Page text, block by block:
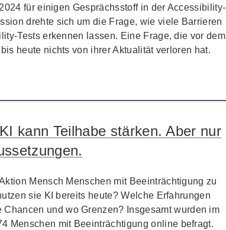
für einigen Gesprächsstoff in der Accessibility-
drehte sich um die Frage, wie viele Barrieren
Tests erkennen lassen. Eine Frage, die vor dem
heute nichts von ihrer Aktualität verloren hat.
kann Teilhabe stärken. Aber nur
Mensch Menschen mit Beeinträchtigung zu
sie KI bereits heute? Welche Erfahrungen
und wo Grenzen? Insgesamt wurden im
Menschen mit Beeinträchtigung online befragt.